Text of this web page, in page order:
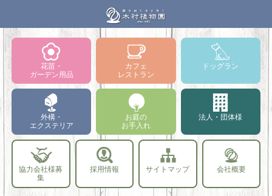
花苗・
ガーデン用品
カフェ
レストラン
ドッグラン
外構・
エクステリア
お庭の
お手入れ
法人・団体様
協力会社様募
集
採用情報 サイトマップ 会社概要